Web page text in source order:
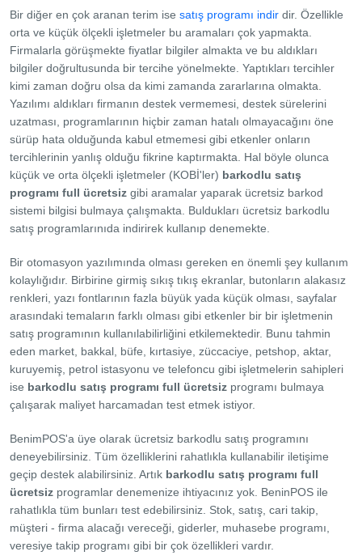
Bir diğer en çok aranan terim ise satış programı indir dir. Özellikle
orta ve küçük ölçekli işletmeler bu aramaları çok yapmakta.
Firmalarla görüşmekte fiyatlar bilgiler almakta ve bu aldıkları
bilgiler doğrultusunda bir tercihe yönelmekte. Yaptıkları tercihler
kimi zaman doğru olsa da kimi zamanda zararlarına olmakta.
Yazılımı aldıkları firmanın destek vermemesi, destek sürelerini
uzatması, programlarının hiçbir zaman hatalı olmayacağını öne
sürüp hata olduğunda kabul etmemesi gibi etkenler onların
tercihlerinin yanlış olduğu fikrine kaptırmakta. Hal böyle olunca
küçük ve orta ölçekli işletmeler (KOBİ'ler) barkodlu satış
programı full ücretsiz gibi aramalar yaparak ücretsiz barkod
sistemi bilgisi bulmaya çalışmakta. Buldukları ücretsiz barkodlu
satış programlarınıda indirirek kullanıp denemekte.
Bir otomasyon yazılımında olması gereken en önemli şey kullanım
kolaylığıdır. Birbirine girmiş sıkış tıkış ekranlar, butonların alakasız
renkleri, yazı fontlarının fazla büyük yada küçük olması, sayfalar
arasındaki temaların farklı olması gibi etkenler bir bir işletmenin
satış programının kullanılabilirliğini etkilemektedir. Bunu tahmin
eden market, bakkal, büfe, kırtasiye, züccaciye, petshop, aktar,
kuruyemiş, petrol istasyonu ve telefoncu gibi işletmelerin sahipleri
ise barkodlu satış programı full ücretsiz programı bulmaya
çalışarak maliyet harcamadan test etmek istiyor.
BenimPOS'a üye olarak ücretsiz barkodlu satış programını
deneyebilirsiniz. Tüm özelliklerini rahatlıkla kullanabilir iletişime
geçip destek alabilirsiniz. Artık barkodlu satış programı full
ücretsiz programlar denemenize ihtiyacınız yok. BeninPOS ile
rahatlıkla tüm bunları test edebilirsiniz. Stok, satış, cari takip,
müşteri - firma alacağı vereceği, giderler, muhasebe programı,
veresiye takip programı gibi bir çok özellikleri vardır.